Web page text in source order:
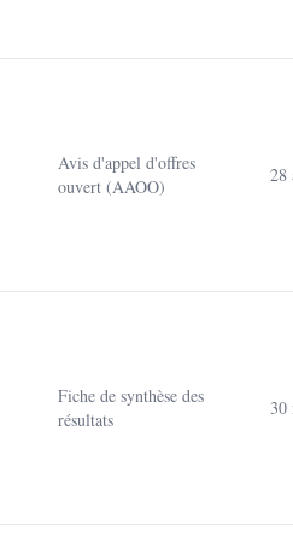
Avis d'appel d'offres
ouvert (AAOO)
28
Fiche de synthèse des
résultats
30